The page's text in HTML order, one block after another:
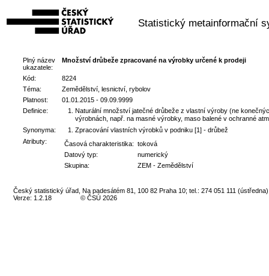
Statistický metainformační
Plný název
ukazatele:
Množství drůbeže zpracované na výrobky určené k prodeji
Kód:
8224
Téma:
Zemědělství, lesnictví, rybolov
Platnost:
01.01.2015 - 09.09.9999
Definice:
Naturální množství jatečné drůbeže z vlastní výroby (ne
výrobnách, např. na masné výrobky, maso balené v ochranné
Synonyma:
Zpracování vlastních výrobků v podniku [1] - drůbež
Atributy:
Časová charakteristika: toková
Datový typ:
numerický
Skupina:
ZEM - Zemědělství
Český statistický úřad, Na padesátém 81, 100 82 Praha 10; tel.: 274 051 111 (ústředna)
Verze: 1.2.18
© ČSÚ 2026